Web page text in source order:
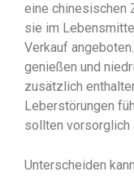
eine chinesischen
sie im
Verkauf
genießen und
zusätzlich
Leberstörungen
sollten vorsorglich
Unterscheiden